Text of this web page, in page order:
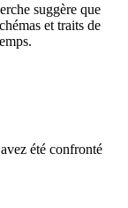
suggère que
et traits de
été confronté